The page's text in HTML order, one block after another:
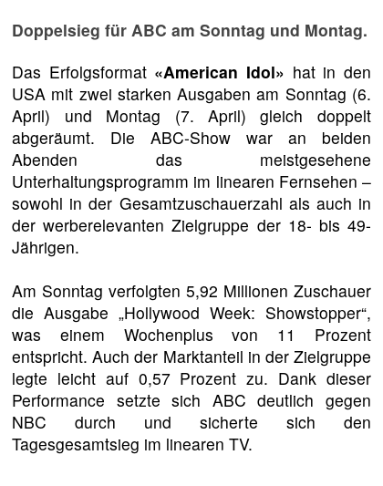
Doppelsieg für ABC am Sonntag und Montag.
Das Erfolgsformat «American Idol» hat in den
USA mit zwei starken Ausgaben am Sonntag (6.
April) und Montag (7. April) gleich doppelt
abgeräumt. Die ABC-Show war an beiden
Abenden das meistgesehene
Unterhaltungsprogramm im linearen Fernsehen –
sowohl in der Gesamtzuschauerzahl als auch in
der werberelevanten Zielgruppe der 18- bis 49-
Jährigen.
Am Sonntag verfolgten 5,92 Millionen Zuschauer
die Ausgabe „Hollywood Week: Showstopper“,
was einem Wochenplus von 11 Prozent
entspricht. Auch der Marktanteil in der Zielgruppe
legte leicht auf 0,57 Prozent zu. Dank dieser
Performance setzte sich ABC deutlich gegen
NBC durch und sicherte sich den
Tagesgesamtsieg im linearen TV.